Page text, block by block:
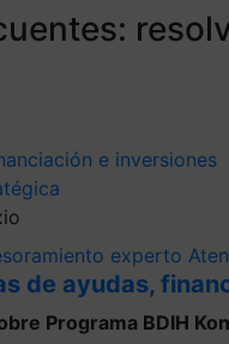
e inversiones
experto
de ayudas,
Programa BDIH